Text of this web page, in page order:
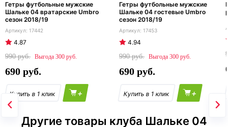
Гетры футбольные мужские
Шальке 04 вратарские Umbro
сезон 2018/19
17442
4.87
990
300
690
+
Гетры футбольные мужские
Шальке 04 гостевые Umbro
сезон 2018/19
17453
4.94
990
300
690
+
Другие товары клуба Шальке 04